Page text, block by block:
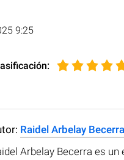
9:25
:
Raidel Arbelay Becerra
Arbelay Becerra es